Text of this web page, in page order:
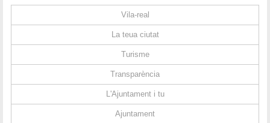
Vila-real
La teua ciutat
Turisme
Transparència
L'Ajuntament i tu
Ajuntament